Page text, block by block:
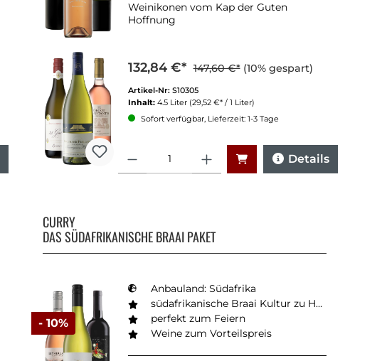
Weinikonen vom Kap der Guten
Hoffnung
132,84 €* 147,60 €* (10% gespart)
Artikel-Nr: S10305
Inhalt: 4.5 Liter (29,52 €* / 1 Liter)
Sofort verfügbar, Lieferzeit: 1-3 Tage
Details
- 10%
CURRY
DAS SÜDAFRIKANISCHE BRAAI PAKET
Anbauland: Südafrika
südafrikanische Braai Kultur zu Hause
perfekt zum Feiern
Weine zum Vorteilspreis